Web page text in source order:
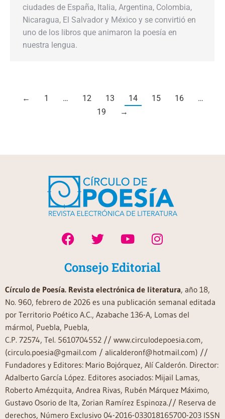
ciudades de España, Italia, Argentina, Colombia,
Nicaragua, El Salvador y México y se convirtió en
uno de los libros que animaron la poesía en
nuestra lengua.
← 1 … 12 13 14 15 16
…
19
→
Consejo Editorial
Círculo de Poesía. Revista electrónica de literatura, año 18,
No. 960, febrero de 2026 es una publicación semanal editada
por Territorio Poético A.C., Azabache 136-A, Lomas del
mármol, Puebla, Puebla,
C.P. 72574, Tel. 5610704552 // www.circulodepoesia.com,
(circulo.poesia@gmail.com / alicalderonf@hotmail.com) //
Fundadores y Editores: Mario Bojórquez, Alí Calderón. Director:
Adalberto García López. Editores asociados: Mijail Lamas,
Roberto Amézquita, Andrea Rivas, Rubén Márquez Máximo,
Gustavo Osorio de Ita, Zorian Ramírez Espinoza.// Reserva de
derechos, Número Exclusivo 04-2016-033018165700-203 ISSN